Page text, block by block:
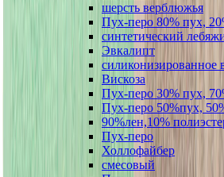
шерсть верблюжья
Пух-перо 80% пух,
синтетический
Эвкалипт
силиконизированное
Вискоза
Пух-перо 30% пух,
Пух-перо 50%пух,
90%лен,10%
Пух-перо
Холлофайбер
смесовый